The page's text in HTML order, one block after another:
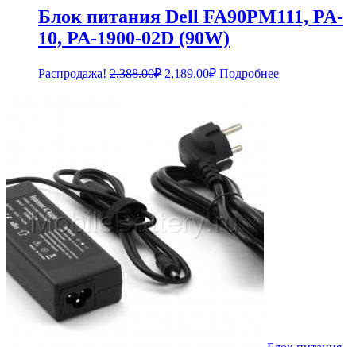
Блок питания Dell FA90PM111, PA-
10, PA-1900-02D (90W)
Распродажа! 2,388.00₽ Первоначальная
2,189.00₽Текущая
Подробнее